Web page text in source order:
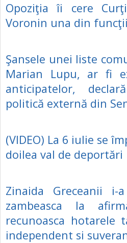
Opoziţia îi cere
Voronin una din funcţii
Şansele unei liste
Marian Lupu, ar fi
anticipatelor,
politică externă din
(VIDEO) La 6 iulie se
doilea val de deportări
Zinaida Greceanii
zambeasca la
recunoasca
independent si